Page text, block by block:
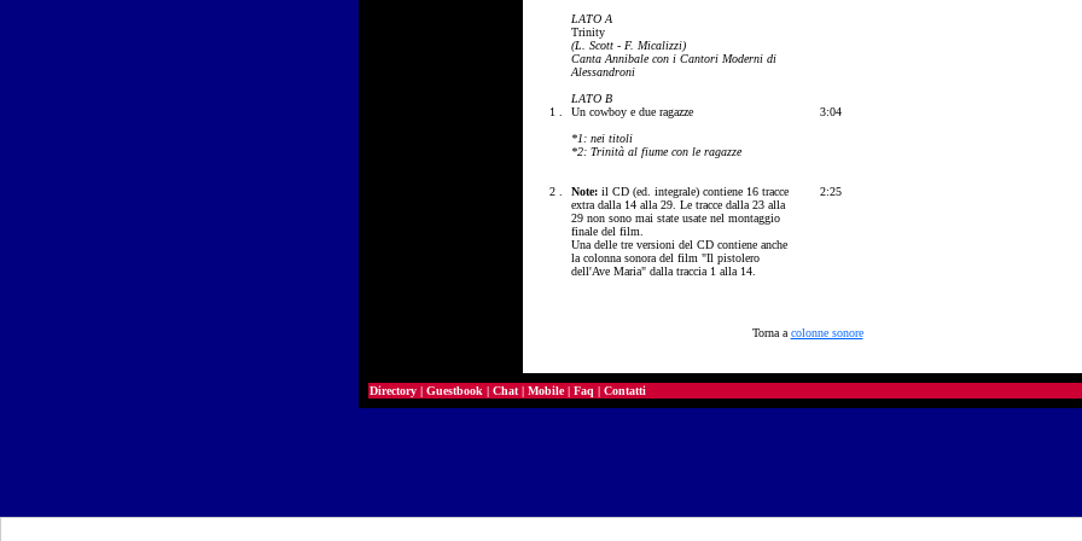
1 .
2 .
LATO A
Trinity
(L. Scott - F. Micalizzi)
Canta Annibale con i Cantori Moderni di
Alessandroni
LATO B
Un cowboy e due ragazze
*1: nei titoli
*2: Trinità al fiume con le ragazze
Note: il CD (ed. integrale) contiene 16 tracce
extra dalla 14 alla 29. Le tracce dalla 23 alla
29 non sono mai state usate nel montaggio
finale del film.
Una delle tre versioni del CD contiene anche
la colonna sonora del film "Il pistolero
dell'Ave Maria" dalla traccia 1 alla 14.
3:04
2:25
Torna a colonne sonore
Directory | Guestbook | Chat | Mobile| Faq | Contatti